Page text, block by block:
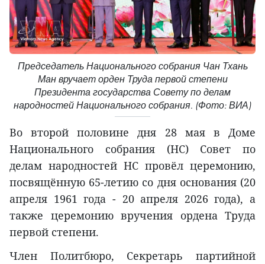
Председатель Национального собрания Чан Тхань
Ман вручает орден Труда первой степени
Президента государства Совету по делам
народностей Национального собрания. (Фото: ВИА)
Во второй половине дня 28 мая в Доме
Национального собрания (НС) Совет по
делам народностей НС провёл церемонию,
посвящённую 65-летию со дня основания (20
апреля 1961 года - 20 апреля 2026 года), а
также церемонию вручения ордена Труда
первой степени.
Член Политбюро, Секретарь партийной